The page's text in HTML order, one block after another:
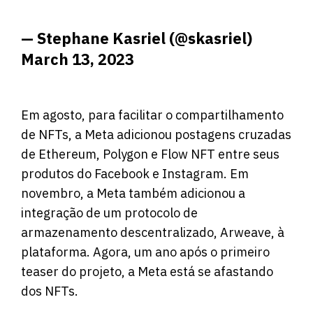
— Stephane Kasriel (@skasriel)
March 13, 2023
Em agosto, para facilitar o compartilhamento
de NFTs, a Meta adicionou postagens cruzadas
de Ethereum, Polygon e Flow NFT entre seus
produtos do Facebook e Instagram. Em
novembro, a Meta também adicionou a
integração de um protocolo de
armazenamento descentralizado, Arweave, à
plataforma. Agora, um ano após o primeiro
teaser do projeto, a Meta está se afastando
dos NFTs.